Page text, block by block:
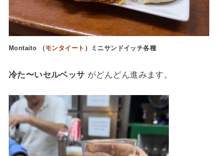
Montaito （モンタイート ）ミニサンドイッチ各種
冷た〜いセルベッサ がどんどん進みます。